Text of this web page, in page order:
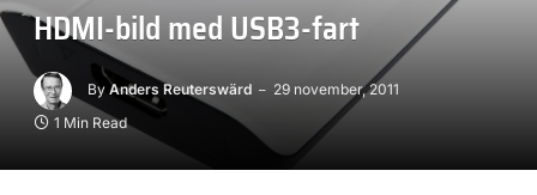
HDMI-bild med USB3-fart
By Anders Reuterswärd
29 november, 2011
1 Min Read